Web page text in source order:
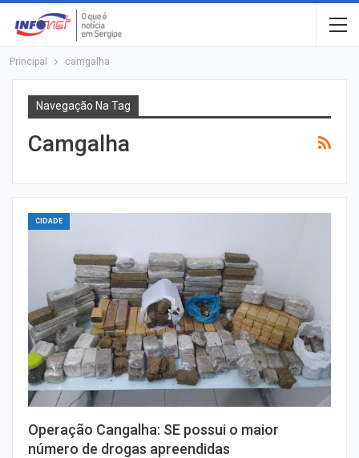
Principal camgalha
Navegação Na Tag
Camgalha
CIDADE
Operação Cangalha: SE possui o maior
número de drogas apreendidas